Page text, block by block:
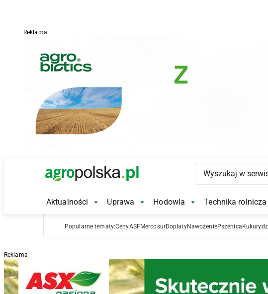
Reklama
Main Logo
Aktualności Aktualności Submenu
Uprawa Uprawa Submenu
Hodowla Hodowla Submenu
Technika rolnicza
Popularne tematy:CenyASFMercosurDopłatyNawożeniePszenica
Reklama